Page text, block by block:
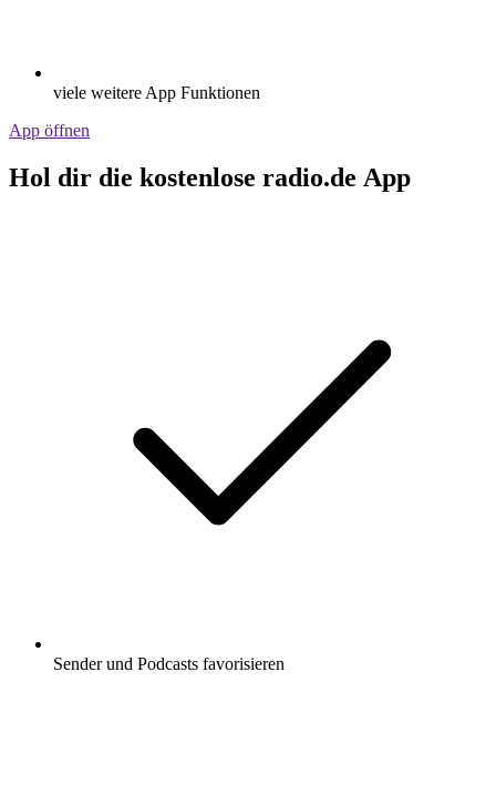
viele weitere App Funktionen
App öffnen
Hol dir die kostenlose radio.de App
Sender und Podcasts favorisieren